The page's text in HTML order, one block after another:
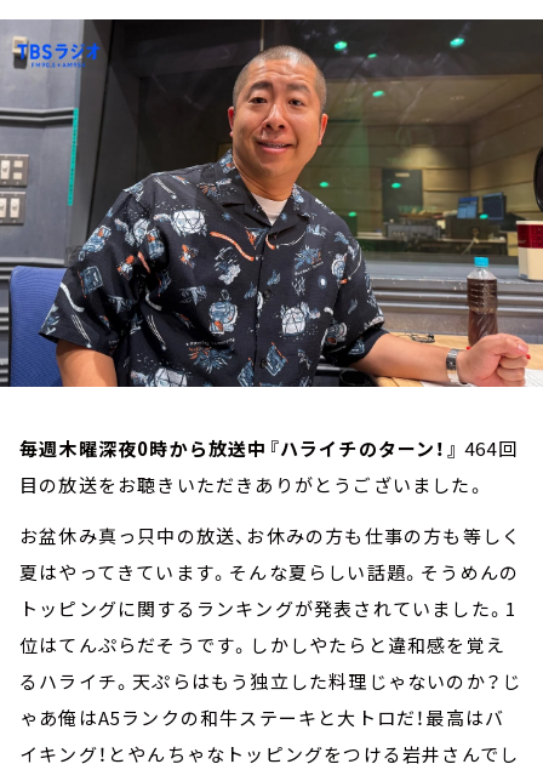
トピックス
TBS Podcast
お知らせ
イベント・グッズ
YouTube
会社情報
毎週木曜深夜0時から放送中『ハライチのターン！』 464回
目の放送をお聴きいただきありがとうございました。
お盆休み真っ只中の放送、お休みの方も仕事の方も等しく
夏はやってきています。そんな夏らしい話題。そうめんの
トッピングに関するランキングが発表されていました。1
位はてんぷらだそうです。しかしやたらと違和感を覚え
るハライチ。天ぷらはもう独立した料理じゃないのか？じ
ゃあ俺はA5ランクの和牛ステーキと大トロだ！最高はバ
イキング！とやんちゃなトッピングをつける岩井さんでし